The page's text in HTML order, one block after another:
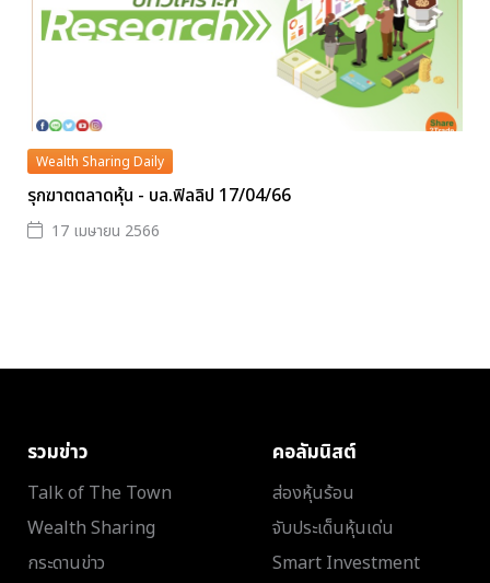
Wealth Sharing Daily
รุกฆาตตลาดหุ้น - บล.ฟิลลิป 17/04/66
17 เมษายน 2566
รวมข่าว
Talk of The Town
Wealth Sharing
กระดานข่าว
คอลัมนิสต์
ส่องหุ้นร้อน
จับประเด็นหุ้นเด่น
Smart Investment